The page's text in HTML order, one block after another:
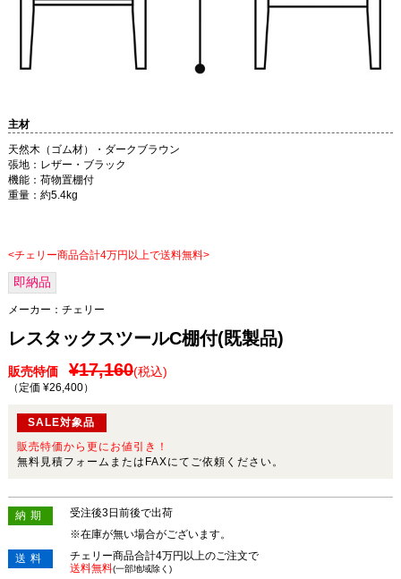
主材
天然木（ゴム材）・ダークブラウン
張地：レザー・ブラック
機能：荷物置棚付
重量：約5.4kg
<チェリー商品合計4万円以上で送料無料>
即納品
メーカー： チェリー
レスタックスツールC棚付(既製品)
販売特価 ¥17,160(税込)
（定価 ¥26,400）
SALE対象品
販売特価から更にお値引き！
無料見積フォームまたはFAXにてご依頼ください。
納期
受注後3日前後で出荷
※在庫が無い場合がございます。
送料
チェリー商品合計4万円以上のご注文で
送料無料(一部地域除く)